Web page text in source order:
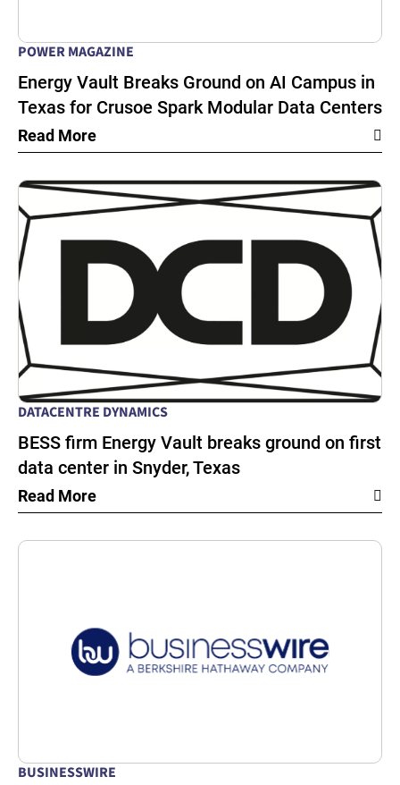
POWER MAGAZINE
Energy Vault Breaks Ground on AI Campus in
Texas for Crusoe Spark Modular Data Centers
Read More
DATACENTRE DYNAMICS
BESS firm Energy Vault breaks ground on first
data center in Snyder, Texas
Read More
BUSINESSWIRE